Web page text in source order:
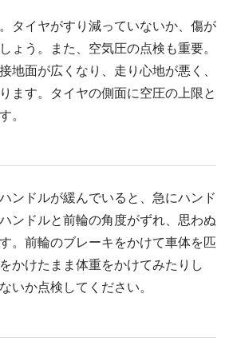
タイヤがすり減っていないか、傷が
ょう。また、空気圧の点検も重要。
地面が広くなり、走り心地が悪く、
ます。タイヤの側面に空圧の上限と
。
ンドルが緩んでいると、急にハンド
ンドルと前輪の角度がずれ、思わぬ
。前輪のブレーキをかけて車体を匹
かけたまま体重をかけてみたりし
いか点検してください。